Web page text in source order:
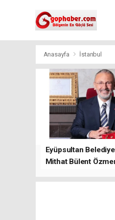
Anasayfa İstanbul
Eyüpsultan Belediye
Mithat Bülent